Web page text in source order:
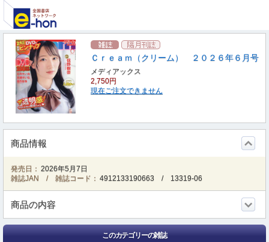
Ｃｒｅａｍ（クリーム） ２０２６年６月号
メディアックス
2,750円
現在ご注文できません
商品情報
発売日： 2026年5月7日
雑誌JAN / 雑誌コード： 4912133190663 / 13319-06
商品の内容
このカテゴリーの雑誌